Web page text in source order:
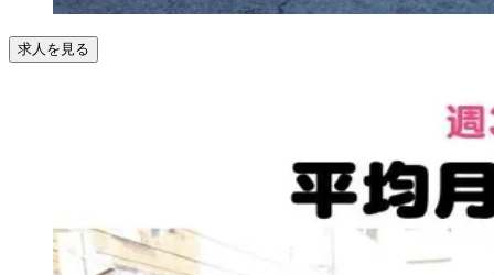
求人を見る